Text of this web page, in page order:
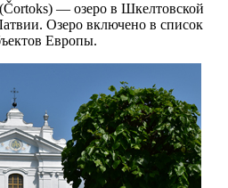
— озеро в Шкелтовской
Озеро включено в список
Европы.